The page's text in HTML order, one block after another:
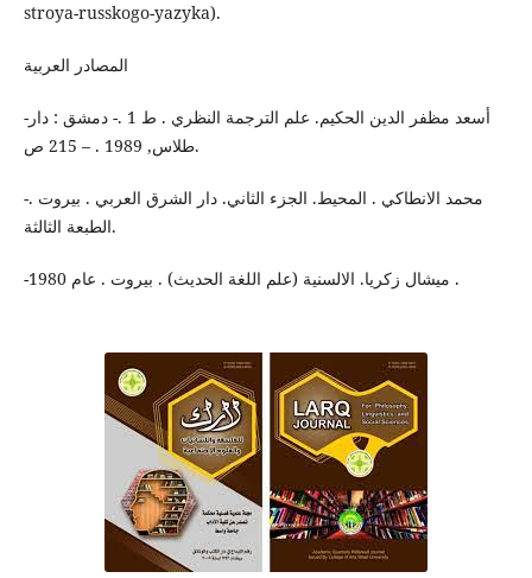
stroya-russkogo-yazyka).
المصادر العربية
-أسعد مظفر الدين الحكيم. علم الترجمة النظري . ط 1 .- دمشق : دار
طلاس, 1989 . – 215 ص.
-محمد الانطاكي . المحيط. الجزء الثاني. دار الشرق العربي . بيروت .
الطبعة الثالثة.
-ميشال زكريا. الالسنية (علم اللغة الحديث) . بيروت . عام 1980 .